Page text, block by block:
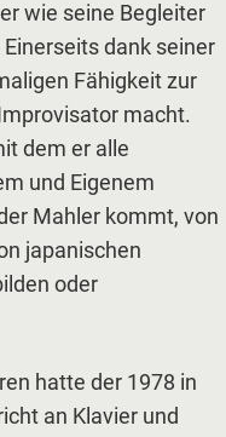
wie seine Begleiter
dank seiner
Fähigkeit zur
macht.
dem er alle
und Eigenem
Mahler kommt, von
japanischen
oder
hatte der 1978 in
an Klavier und